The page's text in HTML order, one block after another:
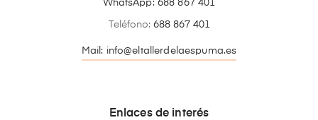
WhatsApp: 688 867 401
Teléfono: 688 867 401
Mail: info@eltallerdelaespuma.es
Enlaces de interés